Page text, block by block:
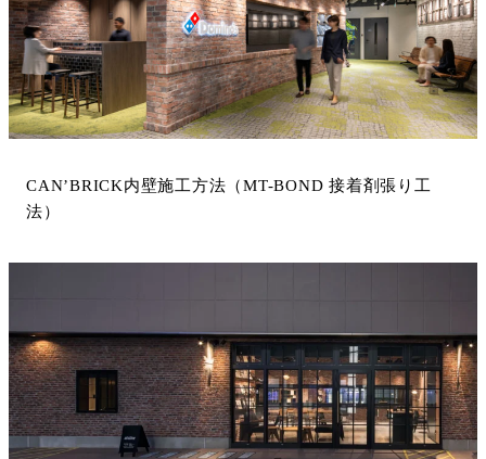
CAN’BRICK内壁施工方法（MT-BOND 接着剤張り工
法）